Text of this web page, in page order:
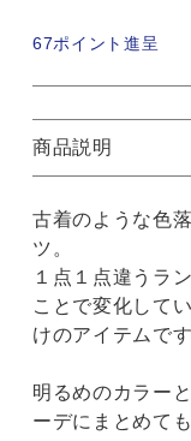
67ポイント進呈
商品説明
古着のような色
ツ。
１点１点違うラ
ことで変化して
けのアイテムです
明るめのカラー
ーデにまとめて